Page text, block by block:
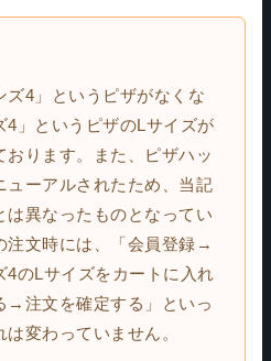
ズ4」というピザがなくな
4」というピザのLサイズが
おります。また、ピザハッ
ューアルされたため、当記
は異なったものとなってい
注文時には、「会員登録→
のLサイズをカートに入れ
→注文を確定する」といっ
変わっていません。